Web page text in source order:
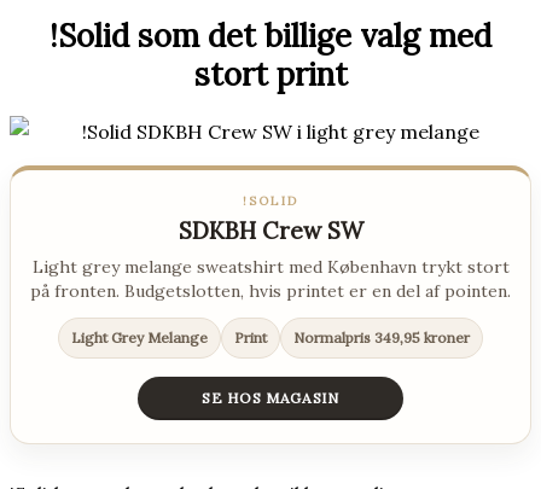
!Solid som det billige valg med
stort print
!SOLID
SDKBH Crew SW
Light grey melange sweatshirt med København trykt stort
på fronten. Budgetslotten, hvis printet er en del af pointen.
Light Grey Melange Print Normalpris 349,95 kroner
SE HOS MAGASIN